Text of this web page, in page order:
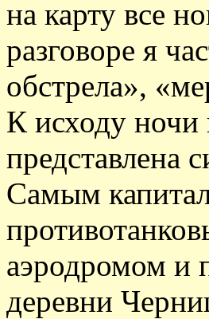
на карту все
разговоре я
обстрела»,
К исходу ночи
представлена
Самым
аэродромом и
деревни